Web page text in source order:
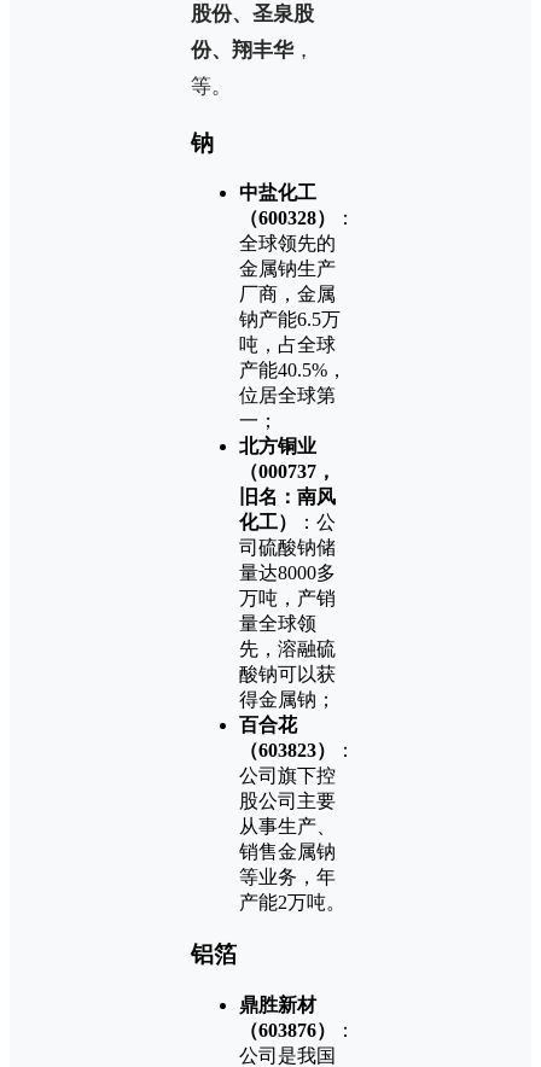
股份、圣泉股
份、翔丰华，
等。
钠
中盐化工
（600328）
：
全球领先的
金属钠生产
厂商，金属
钠产能6.5万
吨，占全球
产能40.5%，
位居全球第
一；
北方铜业
（000737，
旧名：南风
化工）
：公
司硫酸钠储
量达8000多
万吨，产销
量全球领
先，溶融硫
酸钠可以获
得金属钠；
百合花
（603823）
：
公司旗下控
股公司主要
从事生产、
销售金属钠
等业务，年
产能2万吨。
铝箔
鼎胜新材
（603876）
：
公司是我国